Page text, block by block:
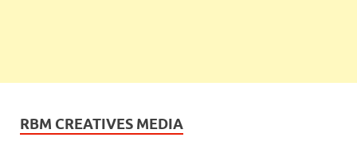
RBM CREATIVES MEDIA